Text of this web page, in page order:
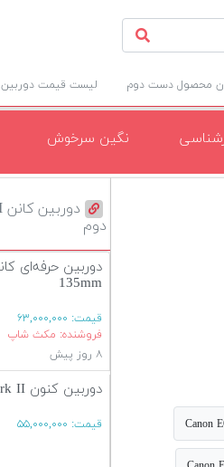
محصول دست دوم لیست قیمت دوربین
نگین سرخوش
دوم
135mm
قیمت: ۶۳,۰۰۰,۰۰۰
فروشنده: مکث شاپ
۸ روز پیش
دوربین کنون 7d mark II
قیمت: ۵۵,۰۰۰,۰۰۰ Canon